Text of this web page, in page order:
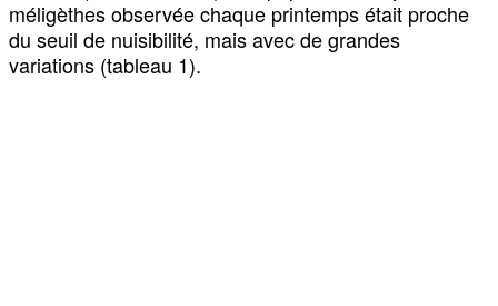
méligèthes observée chaque printemps était proche
du seuil de nuisibilité, mais avec de grandes
variations (tableau 1).